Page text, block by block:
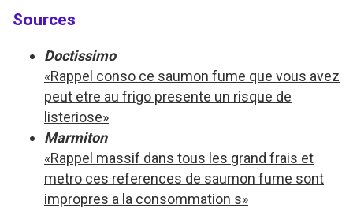
Sources
Doctissimo
«Rappel conso ce saumon fume que vous avez
peut etre au frigo presente un risque de
listeriose»
Marmiton
«Rappel massif dans tous les grand frais et
metro ces references de saumon fume sont
impropres a la consommation s»